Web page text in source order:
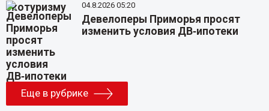
04.8.2026 05:20
Девелоперы Приморья просят
изменить условия ДВ‑ипотеки
Еще в рубрике